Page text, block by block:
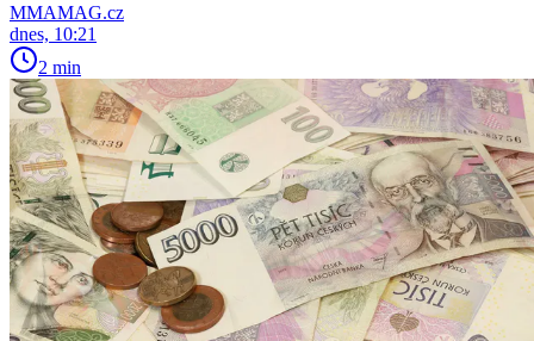
MMAMAG.cz
dnes, 10:21
2 min